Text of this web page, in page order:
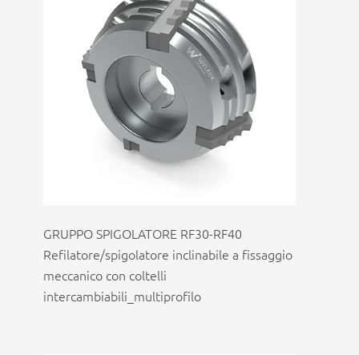
GRUPPO SPIGOLATORE RF30-RF40
Refilatore/spigolatore inclinabile a fissaggio
meccanico con coltelli
intercambiabili_multiprofilo